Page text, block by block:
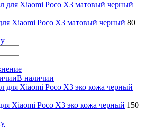
Xiaomi Poco X3 матовый черный 80
В наличии
Xiaomi Poco X3 эко кожа черный 150